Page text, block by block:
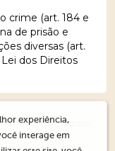
crime (art. 184 e
de prisão e
diversas (art.
Lei dos Direitos
direitos reservados.
experiência,
interage em